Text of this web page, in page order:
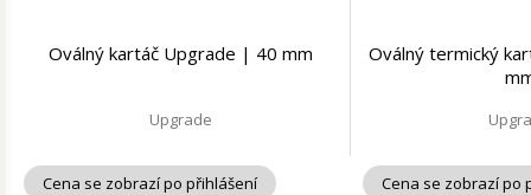
Oválný kartáč Upgrade | 40 mm
Upgrade
Cena se zobrazí po přihlášení
Oválný termický
Cena se zobrazí po